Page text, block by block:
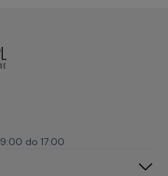
9:00 do 17:00